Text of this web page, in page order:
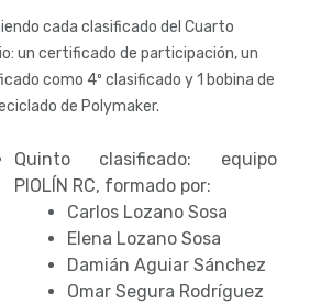
cada clasificado del Cuarto
un certificado de participación, un
como 4º clasificado y 1 bobina de
de Polymaker.
Quinto clasificado: equipo
PIOLÍN RC, formado por:
Carlos Lozano Sosa
Elena Lozano Sosa
Damián Aguiar Sánchez
Omar Segura Rodríguez